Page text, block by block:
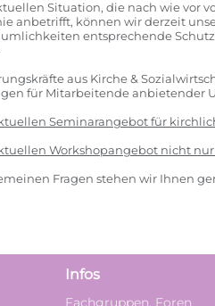
Situation, die nach wie vor
anbetrifft, können wir derzeit
entsprechende
aus Kirche &
für Mitarbeitende anbietender
Seminarangebot für
Workshopangebot nicht
Fragen stehen wir Ihnen
Infos
Fachgruppen, Foren